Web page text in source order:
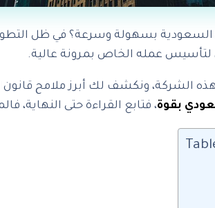
بسهولة وسرعة؟ في ظل
عمله الخاص بمرونة عالية.
ونكشف لك أبرز ملامح
بقوة، فتابع القراءة حتى النهاية،